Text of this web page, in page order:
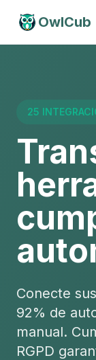
OwlCub
25
Conecte
92% de
manual.
RGPD